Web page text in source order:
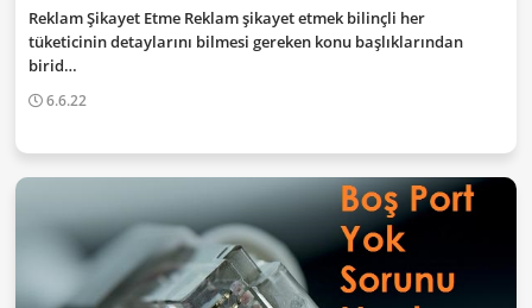
Reklam Şikayet Etme Reklam şikayet etmek bilinçli her
tüketicinin detaylarını bilmesi gereken konu başlıklarından
birid…
6.6.22